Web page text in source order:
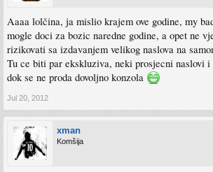
Aaaa lolčina, ja mislio krajem ove godine, my
mogle doci za bozic naredne godine, a opet ne
rizikovati sa izdavanjem velikog naslova na
Tu ce biti par ekskluziva, neki prosjecni naslovi i
dok se ne proda dovoljno konzola
Jul 20, 2012
xman
Komšija